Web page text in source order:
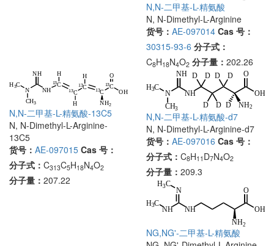
N,N-二甲基-L-精氨酸
N, N-Dimethyl-L-Arginine
货号： AE-097014 Cas 号：
30315-93-6 分子式：
C8H18N4O2 分子量： 202.26
N,N-二甲基-L-精氨酸-13C5
N, N-Dimethyl-L-Arginine-
13C5
货号： AE-097015 Cas 号：
分子式： C313C5H18N4O2
分子量： 207.22
N,N-二甲基-L-精氨酸-d7
N, N-Dimethyl-L-Arginine-d7
货号： AE-097016 Cas 号：
分子式： C8H11 D7N4O2
分子量： 209.3
NG,NG'-二甲基-L-精氨酸